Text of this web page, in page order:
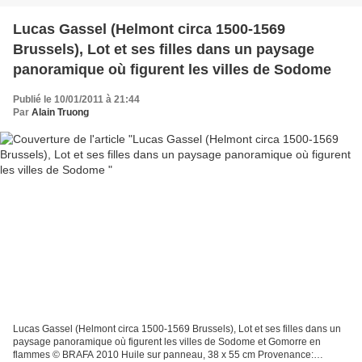
Lucas Gassel (Helmont circa 1500-1569
Brussels), Lot et ses filles dans un paysage
panoramique où figurent les villes de Sodome
Publié le 10/01/2011 à 21:44
Par Alain Truong
Lucas Gassel (Helmont circa 1500-1569 Brussels), Lot et ses filles dans un
paysage panoramique où figurent les villes de Sodome et Gomorre en
flammes © BRAFA 2010 Huile sur panneau, 38 x 55 cm Provenance: